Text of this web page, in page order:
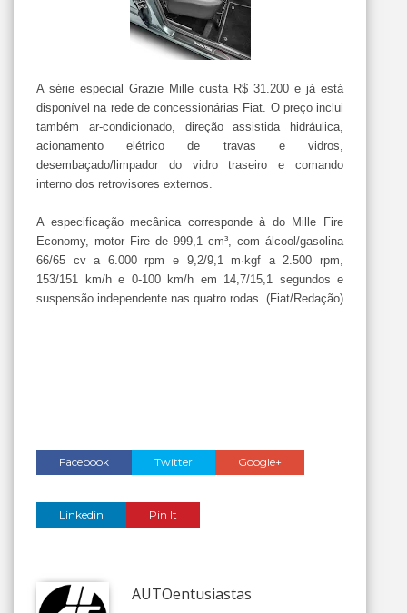
A série especial Grazie Mille custa R$ 31.200 e já está
disponível na rede de concessionárias Fiat. O preço inclui
também ar-condicionado, direção assistida hidráulica,
acionamento elétrico de travas e vidros,
desembaçado/limpador do vidro traseiro e comando
interno dos retrovisores externos.
A especificação mecânica corresponde à do Mille Fire
Economy, motor Fire de 999,1 cm³, com álcool/gasolina
66/65 cv a 6.000 rpm e 9,2/9,1 m·kgf a 2.500 rpm,
153/151 km/h e 0-100 km/h em 14,7/15,1 segundos e
suspensão independente nas quatro rodas. (Fiat/Redação)
Facebook Twitter Google+
Linkedin Pin It
AUTOentusiastas